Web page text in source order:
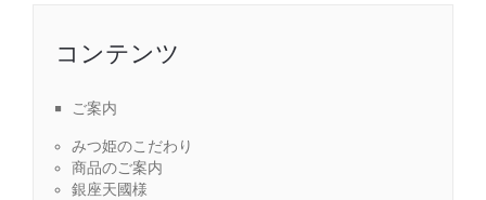
コンテンツ
ご案内
みつ姫のこだわり
商品のご案内
銀座天國様